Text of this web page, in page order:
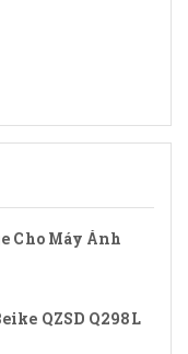
Cho Máy Ảnh
QZSD Q298L